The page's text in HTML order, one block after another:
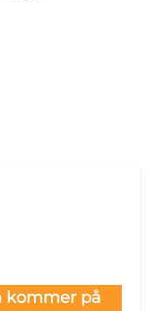
kommer på